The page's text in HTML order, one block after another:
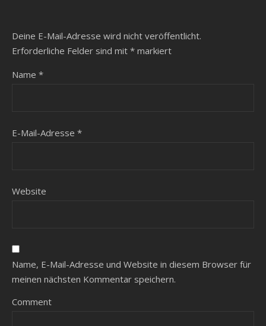
Deine E-Mail-Adresse wird nicht veröffentlicht.
Erforderliche Felder sind mit * markiert
Name *
E-Mail-Adresse *
Website
Name, E-Mail-Adresse und Website in diesem Browser für
meinen nächsten Kommentar speichern.
Comment